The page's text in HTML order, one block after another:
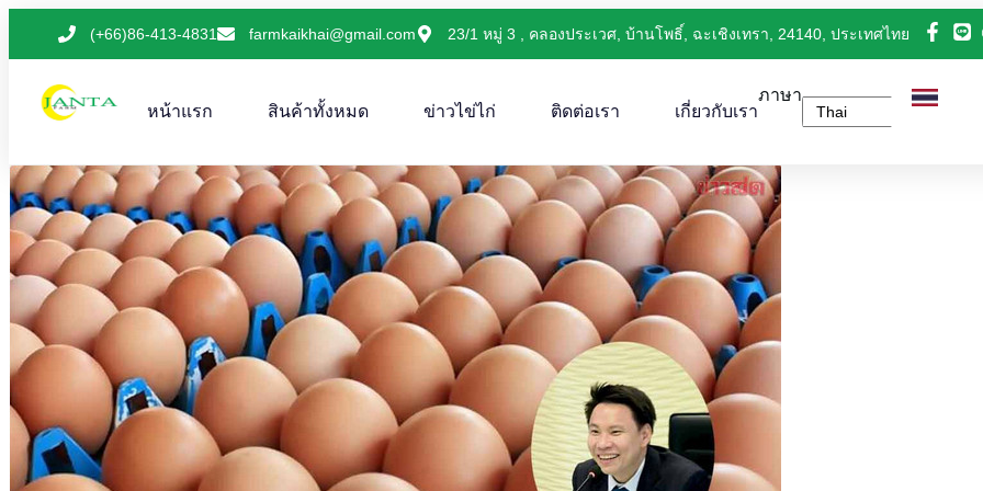
(+66)86-413-4831 farmkaikhai@gmail.com 23/1 หมู่ 3 , คลองประเวศ, บ้านโพธิ์, ฉะเชิงเทรา, 24140, ประเทศไทย
หน้าแรก สินค้าทั้งหมด ข่าวไข่ไก่ ติดต่อเรา เกี่ยวกับเรา
ภาษา